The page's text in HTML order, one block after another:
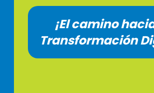
¡El camino
Transformación